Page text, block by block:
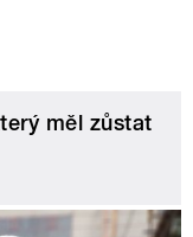
měl zůstat